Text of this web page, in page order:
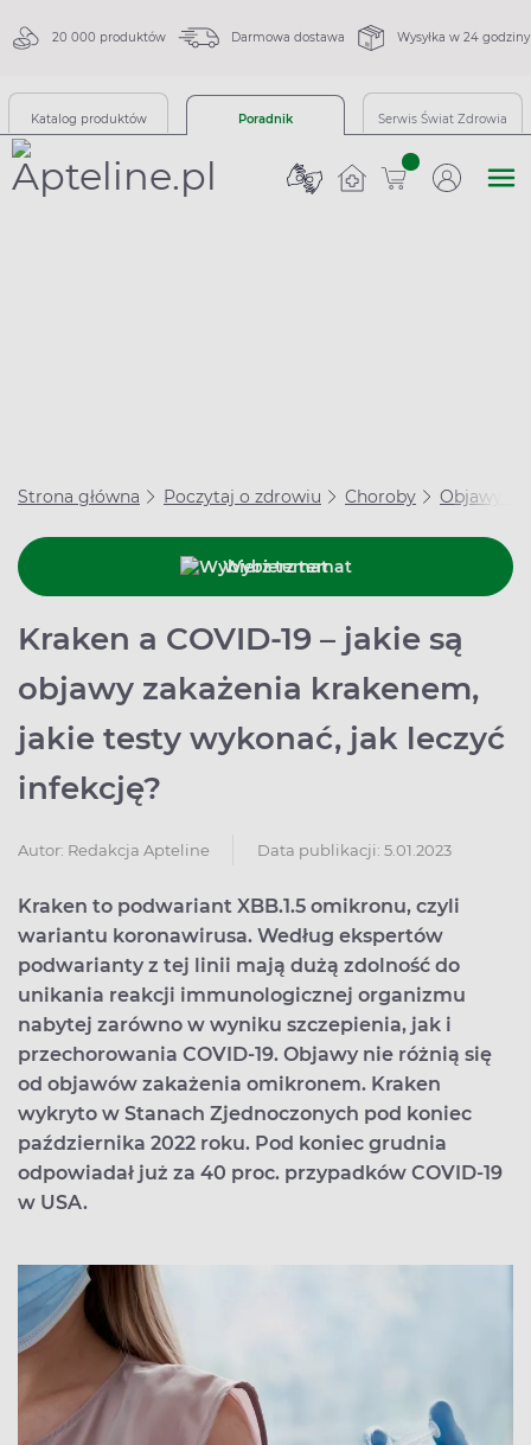
20 000 produktów Darmowa dostawa Wysyłka w 24 godziny
Katalog produktów Poradnik Serwis Świat Zdrowia
sztuk
Strona główna Poczytaj o zdrowiu Choroby Objawy
Wybierz temat
Kraken a COVID-19 – jakie są
objawy zakażenia krakenem,
jakie testy wykonać, jak leczyć
infekcję?
Autor: Redakcja Apteline Data publikacji: 5.01.2023
Kraken to podwariant XBB.1.5 omikronu, czyli
wariantu koronawirusa. Według ekspertów
podwarianty z tej linii mają dużą zdolność do
unikania reakcji immunologicznej organizmu
nabytej zarówno w wyniku szczepienia, jak i
przechorowania COVID-19. Objawy nie różnią się
od objawów zakażenia omikronem. Kraken
wykryto w Stanach Zjednoczonych pod koniec
października 2022 roku. Pod koniec grudnia
odpowiadał już za 40 proc. przypadków COVID-19
w USA.